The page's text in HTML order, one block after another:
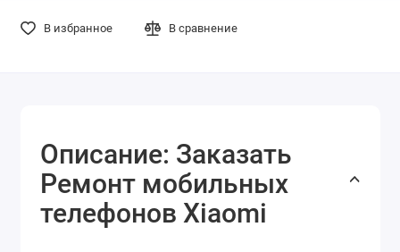
В избранное В сравнение
Описание: Заказать
Ремонт мобильных
телефонов Xiaomi